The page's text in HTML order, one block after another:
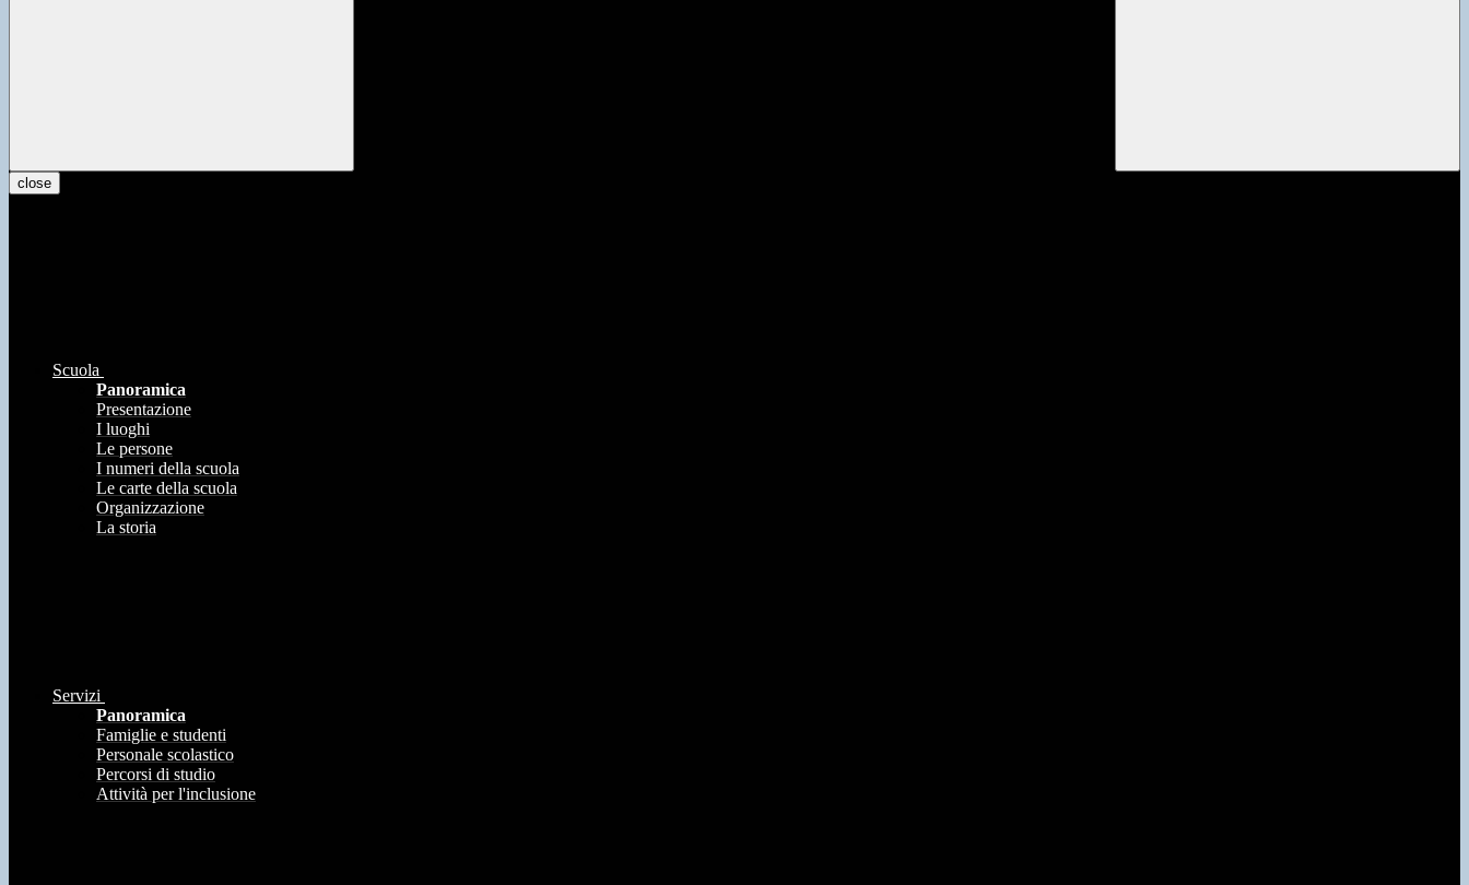
close
Scuola
Panoramica
Presentazione
I luoghi
Le persone
I numeri della scuola
Le carte della scuola
Organizzazione
La storia
Servizi
Panoramica
Famiglie e studenti
Personale scolastico
Percorsi di studio
Attività per l'inclusione